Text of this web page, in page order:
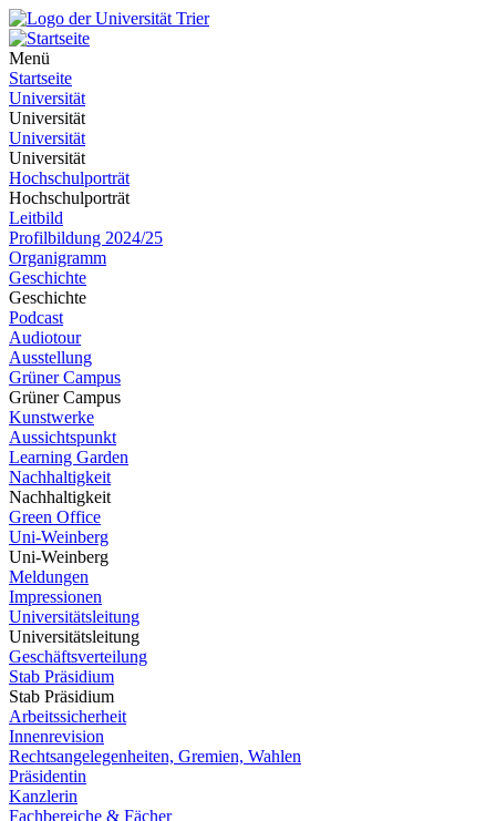
Menü
Startseite
Universität
Universität
Universität
Universität
Hochschulporträt
Hochschulporträt
Leitbild
Profilbildung 2024/25
Organigramm
Geschichte
Geschichte
Podcast
Audiotour
Ausstellung
Grüner Campus
Grüner Campus
Kunstwerke
Aussichtspunkt
Learning Garden
Nachhaltigkeit
Nachhaltigkeit
Green Office
Uni-Weinberg
Uni-Weinberg
Meldungen
Impressionen
Universitätsleitung
Universitätsleitung
Geschäftsverteilung
Stab Präsidium
Stab Präsidium
Arbeitssicherheit
Innenrevision
Rechtsangelegenheiten, Gremien, Wahlen
Präsidentin
Kanzlerin
Fachbereiche & Fächer